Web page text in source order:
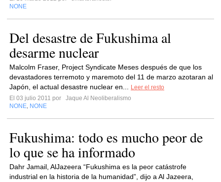
NONE
Del desastre de Fukushima al
desarme nuclear
Malcolm Fraser, Project Syndicate Meses después de que los
devastadores terremoto y maremoto del 11 de marzo azotaran al
Japón, el actual desastre nuclear en...
Leer el resto
El 03 julio 2011 por
Jaque Al Neoliberalismo
NONE NONE
Fukushima: todo es mucho peor de
lo que se ha informado
Dahr Jamail, AlJazeera “Fukushima es la peor catástrofe
industrial en la historia de la humanidad”, dijo a Al Jazeera,